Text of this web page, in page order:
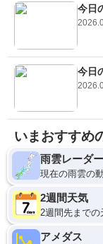
今日
今日
いまおすすめ
雨雲レーダー
現在の雨雲の
2週間天気
2週間先まで
アメダス